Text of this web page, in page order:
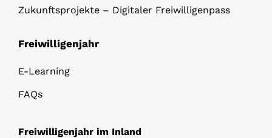
Zukunftsprojekte – Digitaler Freiwilligenpass
Freiwilligenjahr
E-Learning
FAQs
Freiwilligenjahr im Inland